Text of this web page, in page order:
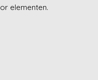
elementen.